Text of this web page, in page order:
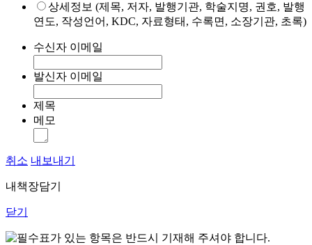
상세정보 (제목, 저자, 발행기관, 학술지명, 권호, 발행
연도, 작성언어, KDC, 자료형태, 수록면, 소장기관, 초록)
수신자 이메일
발신자 이메일
제목
메모
취소 내보내기
내책장담기
닫기
표가 있는 항목은 반드시 기재해 주셔야 합니다.